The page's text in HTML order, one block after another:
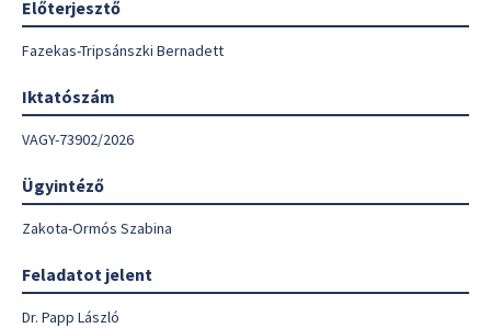
Előterjesztő
Fazekas-Tripsánszki Bernadett
Iktatószám
VAGY-73902/2026
Ügyintéző
Zakota-Ormós Szabina
Feladatot jelent
Dr. Papp László